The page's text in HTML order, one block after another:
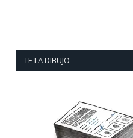
TE LA DIBUJO